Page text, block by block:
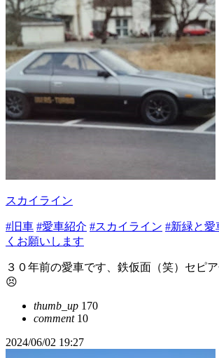
スカイライン
#旧車 #愛車紹介 #スカイライン #新緑と愛
くお願いします
３０年前の愛車です、鉄仮面（笑）セピ
😣
thumb_up 170
comment10
2024/06/02 19:27